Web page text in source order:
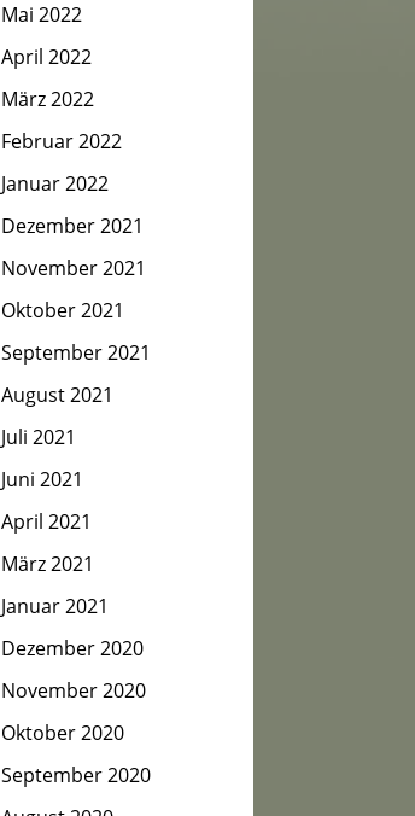
Mai 2022
April 2022
März 2022
Februar 2022
Januar 2022
Dezember 2021
November 2021
Oktober 2021
September 2021
August 2021
Juli 2021
Juni 2021
April 2021
März 2021
Januar 2021
Dezember 2020
November 2020
Oktober 2020
September 2020